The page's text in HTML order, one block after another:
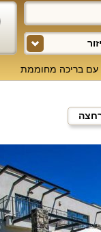
עם בריכה מחוממת